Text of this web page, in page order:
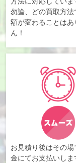
勿論、どの買取方法
額が変わることはあ
ん！
お見積り後はその場
金にてお支払いしま